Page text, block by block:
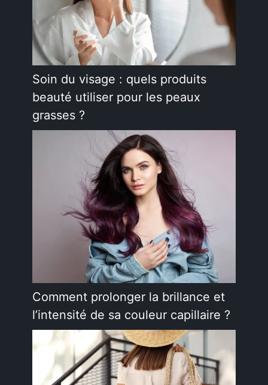
Soin du visage : quels produits
beauté utiliser pour les peaux
grasses ?
Comment prolonger la brillance et
l’intensité de sa couleur capillaire ?